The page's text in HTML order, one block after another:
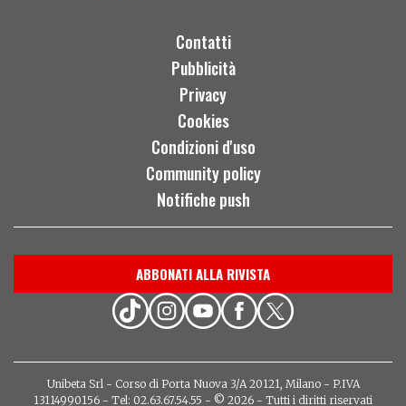
Contatti
Pubblicità
Privacy
Cookies
Condizioni d'uso
Community policy
Notifiche push
ABBONATI ALLA RIVISTA
Unibeta Srl - Corso di Porta Nuova 3/A 20121, Milano - P.IVA
13114990156 - Tel: 02.63.67.54.55 - © 2026 - Tutti i diritti riservati